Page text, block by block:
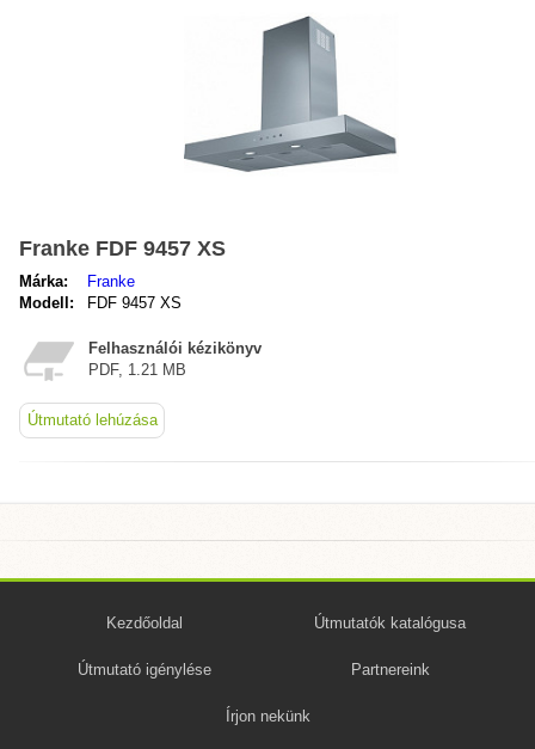
Franke FDF 9457 XS
Márka:
Franke
Modell:
FDF 9457 XS
Felhasználói kézikönyv
PDF, 1.21 MB
Útmutató lehúzása
Kezdőoldal Útmutatók katalógusa
Útmutató igénylése Partnereink
Írjon nekünk